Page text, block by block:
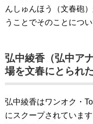
んしゅんほう（文春砲
うことでそのことにつ
弘中綾香（弘中ア
場を文春にとられ
弘中綾香はワンオク・
にスクープされていま